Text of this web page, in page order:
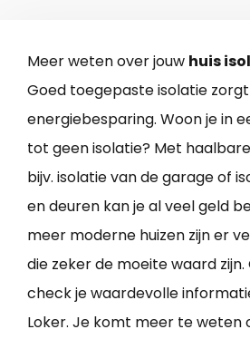
Meer weten over jouw huis
Goed toegepaste isolatie
energiebesparing. Woon je in
tot geen isolatie? Met
bijv. isolatie van de garage of
en deuren kan je al veel geld
meer moderne huizen zijn er
die zeker de moeite waard
check je waardevolle
Loker. Je komt meer te weten